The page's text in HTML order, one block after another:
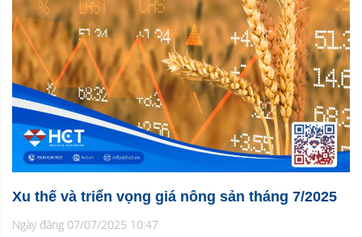
Xu thế và triển vọng giá nông sản tháng 7/2025
Ngày đăng 07/07/2025 10:47